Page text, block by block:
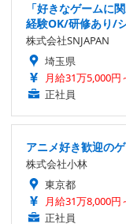
「好きなゲームに
経験OK/研修あり/
株式会社SNJAPAN
埼玉県
月給31万5,000円
正社員
アニメ好き歓迎の
株式会社小林
東京都
月給31万8,000円
正社員